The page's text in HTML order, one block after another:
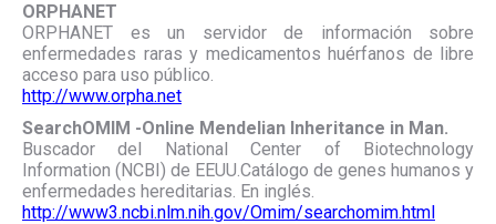
ORPHANET
ORPHANET es un servidor de información sobre
enfermedades raras y medicamentos huérfanos de libre
acceso para uso público.
http://www.orpha.net
SearchOMIM -Online Mendelian Inheritance in Man.
Buscador del National Center of Biotechnology
Information (NCBI) de EEUU.Catálogo de genes humanos y
enfermedades hereditarias. En inglés.
http://www3.ncbi.nlm.nih.gov/Omim/searchomim.html